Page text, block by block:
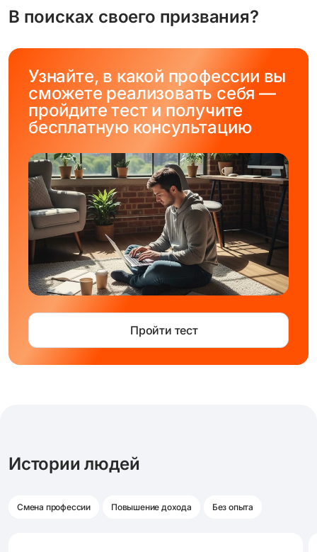
В поисках своего призвания?
Узнайте, в какой профессии вы
сможете реализовать себя —
пройдите тест и получите
бесплатную консультацию
Пройти тест
Истории людей
Смена профессии Повышение дохода Без опыта